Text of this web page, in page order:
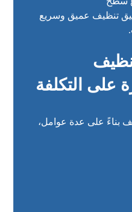
تنظيف عميق وسريع
على التكلفة
بناءً على عدة عوامل،